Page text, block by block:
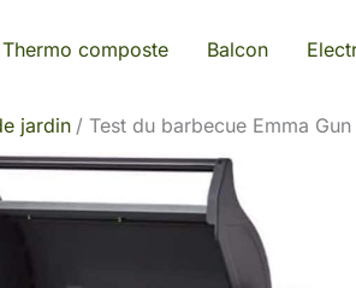
Thermo composte Balcon
jardin Test du barbecue Emma